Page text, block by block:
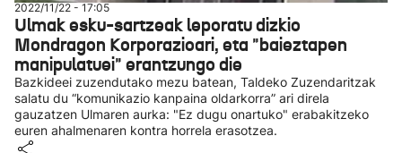
2022/11/22 - 17:05
Ulmak esku-sartzeak leporatu dizkio
Mondragon Korporazioari, eta "baieztapen
manipulatuei" erantzungo die
Bazkideei zuzendutako mezu batean, Taldeko Zuzendaritzak
salatu du “komunikazio kanpaina oldarkorra” ari direla
gauzatzen Ulmaren aurka: "Ez dugu onartuko" erabakitzeko
euren ahalmenaren kontra horrela erasotzea.